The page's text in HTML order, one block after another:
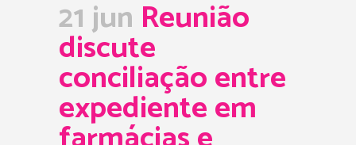
21 jun Reunião
discute
conciliação entre
expediente em